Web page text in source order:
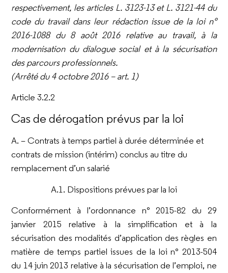
respectivement, les articles L. 3123-13 et L. 3121-44 du
code du travail dans leur rédaction issue de la loi n°
2016-1088 du 8 août 2016 relative au travail, à la
modernisation du dialogue social et à la sécurisation
des parcours professionnels.
(Arrêté du 4 octobre 2016 – art. 1)
Article 3.2.2
Cas de dérogation prévus par la loi
A. – Contrats à temps partiel à durée déterminée et
contrats de mission (intérim) conclus au titre du
remplacement d’un salarié
A.1. Dispositions prévues par la loi
Conformément à l’ordonnance n° 2015-82 du 29
janvier 2015 relative à la simplification et à la
sécurisation des modalités d’application des règles en
matière de temps partiel issues de la loi n° 2013-504
du 14 juin 2013 relative à la sécurisation de l’emploi, ne